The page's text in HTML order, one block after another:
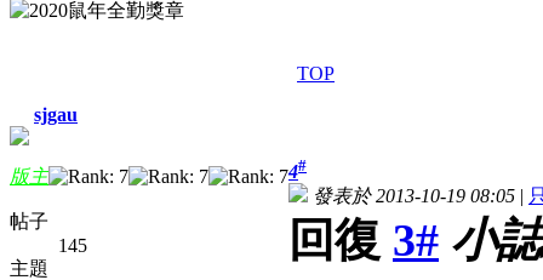
TOP
sjgau
版主
帖子
145
主題
4#
發表於 2013-10-19 08:05 |
回復 3# 小誌